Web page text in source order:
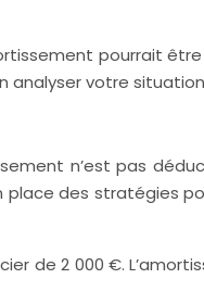
pourrait
votre situation
n’est pas
des stratégies
de 2 000 €.